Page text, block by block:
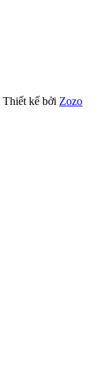
Thiết kế bởi Zozo